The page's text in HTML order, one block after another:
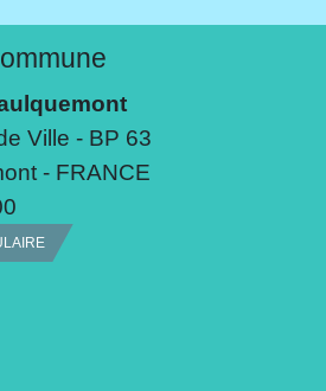
Ville - BP 63
- FRANCE